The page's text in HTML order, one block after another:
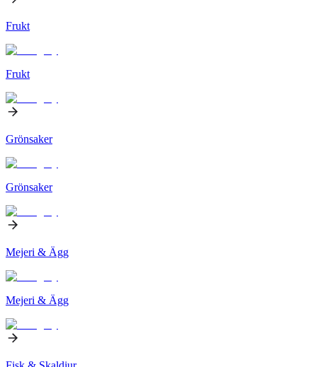
Frukt
Frukt
Grönsaker
Grönsaker
Mejeri & Ägg
Mejeri & Ägg